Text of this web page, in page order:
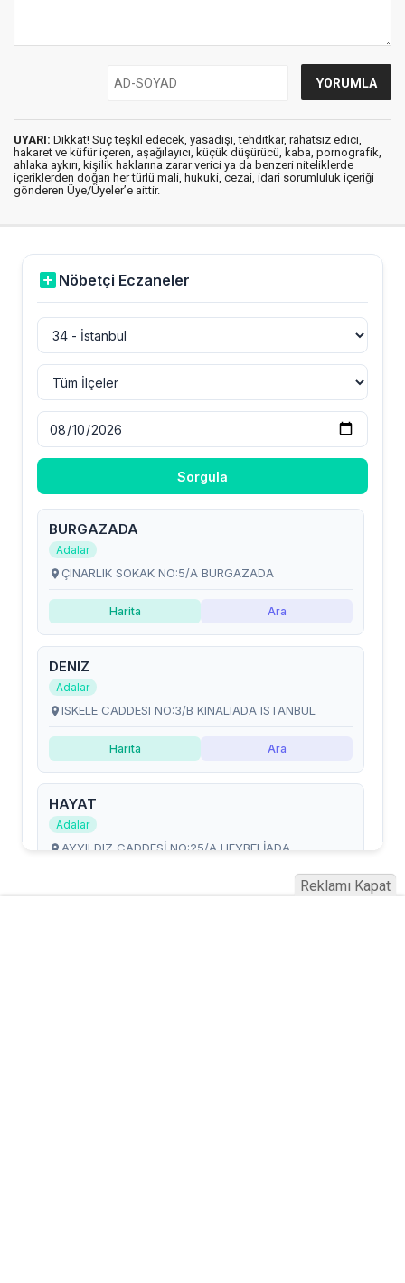
UYARI: Dikkat! Suç teşkil edecek, yasadışı, tehditkar, rahatsız edici,
hakaret ve küfür içeren, aşağılayıcı, küçük düşürücü, kaba, pornografik,
ahlaka aykırı, kişilik haklarına zarar verici ya da benzeri niteliklerde
içeriklerden doğan her türlü mali, hukuki, cezai, idari sorumluluk içeriği
gönderen Üye/Üyeler’e aittir.
Reklamı Kapat